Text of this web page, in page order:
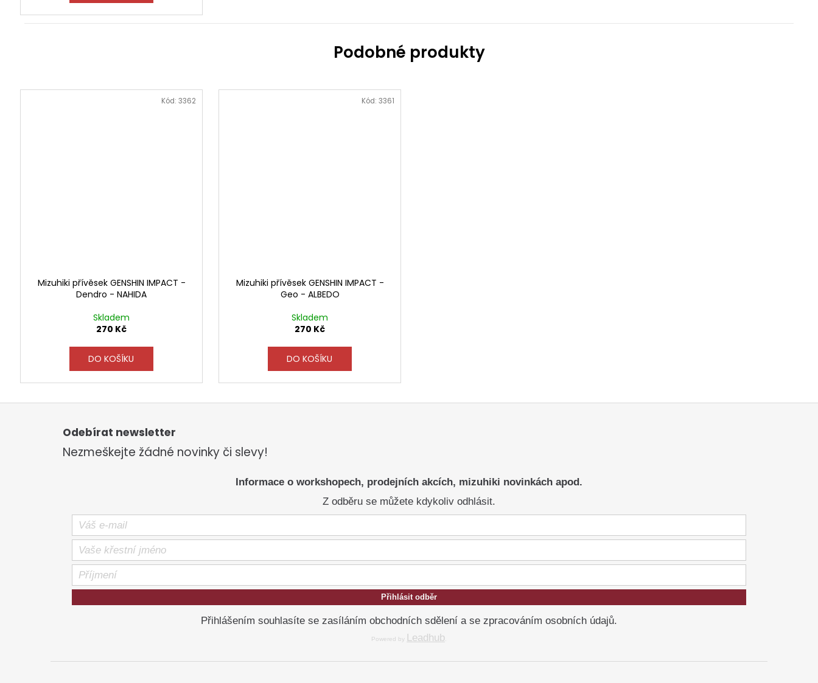
Mizuhiki přívěsek GENSHIN IMPACT -
Dendro - NAHIDA
Skladem
270 Kč
DO KOŠÍKU
Kód: 3362
Mizuhiki přívěsek GENSHIN IMPACT -
Geo - ALBEDO
Skladem
270 Kč
DO KOŠÍKU
Kód: 3361
Z
Odebírat newsletter
Nezmeškejte žádné novinky či slevy!
Informace o workshopech, prodejních akcích, mizuhiki novinkách apod.
Z odběru se můžete kdykoliv odhlásit.
Přihlásit odběr
Přihlášením souhlasíte se zasíláním obchodních sdělení a se zpracováním osobních údajů.
Powered by Leadhub